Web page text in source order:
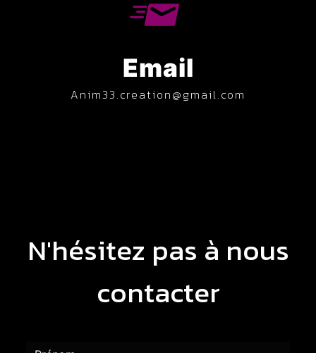
Email
anim33.creation@gmail.com
N'hésitez pas à nous
contacter